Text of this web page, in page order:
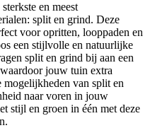
en meest
split en grind. Deze
voor opritten, looppaden en
een stijlvolle en natuurlijke
split en grind bij aan een
jouw tuin extra
van split en
naar voren in jouw
stijl en groen in één met deze